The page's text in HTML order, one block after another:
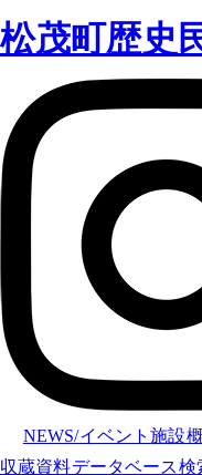
松茂町歴史
NEWS/イベント施設
収蔵資料データベース検